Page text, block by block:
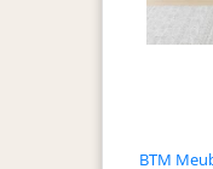
BTM